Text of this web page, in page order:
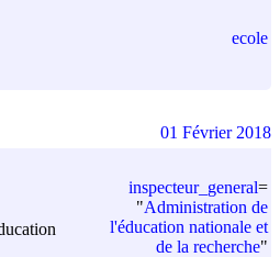
ecole
inspecteur_general=
"Administration de
l'éducation nationale et
de la recherche"
01 Février 2018